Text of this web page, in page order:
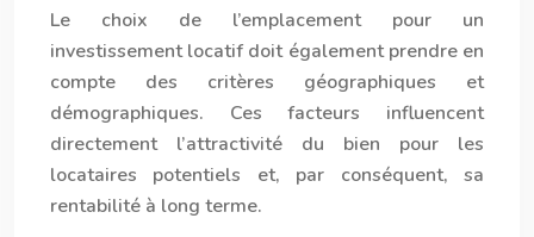
Le choix de l’emplacement pour un
investissement locatif doit également prendre en
compte des critères géographiques et
démographiques. Ces facteurs influencent
directement l’attractivité du bien pour les
locataires potentiels et, par conséquent, sa
rentabilité à long terme.